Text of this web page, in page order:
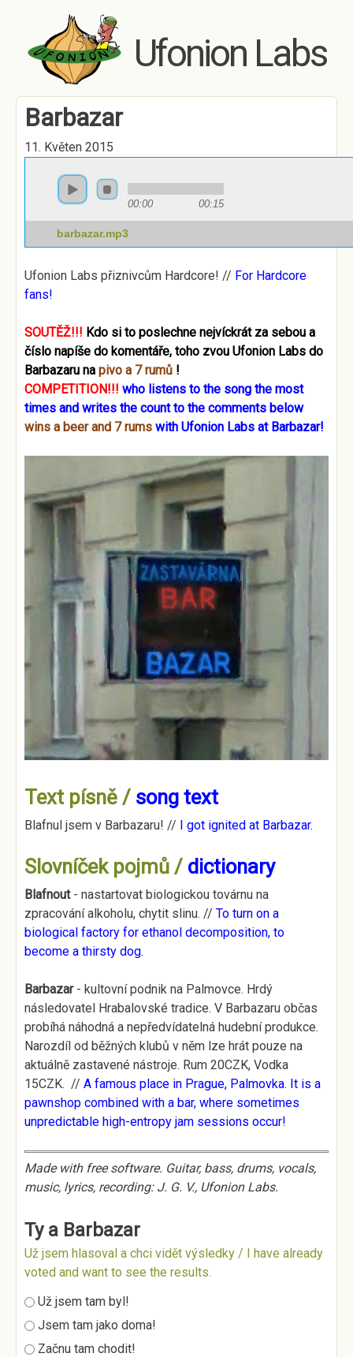
Skip to main content
Ufonion Labs
Barbazar
11. Květen 2015
00:00 00:15
barbazar.mp3
Ufonion Labs přiznivcům Hardcore! // For Hardcore
fans!
SOUTĚŽ!!! Kdo si to poslechne nejvíckrát za sebou a
číslo napíše do komentáře, toho zvou Ufonion Labs do
Barbazaru na pivo a 7 rumů !
COMPETITION!!! who listens to the song the most
times and writes the count to the comments below
wins a beer and 7 rums with Ufonion Labs at Barbazar!
Text písně / song text
Blafnul jsem v Barbazaru! // I got ignited at Barbazar.
Slovníček pojmů / dictionary
Blafnout - nastartovat biologickou továrnu na
zpracování alkoholu, chytit slinu. // To turn on a
biological factory for ethanol decomposition, to
become a thirsty dog.
Barbazar - kultovní podnik na Palmovce. Hrdý
následovatel Hrabalovské tradice. V Barbazaru občas
probíhá náhodná a nepředvídatelná hudební produkce.
Narozdíl od běžných klubů v něm lze hrát pouze na
aktuálně zastavené nástroje. Rum 20CZK, Vodka
15CZK. // A famous place in Prague, Palmovka. It is a
pawnshop combined with a bar, where sometimes
unpredictable high-entropy jam sessions occur!
Made with free software. Guitar, bass, drums, vocals,
music, lyrics, recording: J. G. V., Ufonion Labs.
Ty a Barbazar
Už jsem hlasoval a chci vidět výsledky / I have already
voted and want to see the results.
Možnosti výběru
Už jsem tam byl!
Jsem tam jako doma!
Začnu tam chodit!